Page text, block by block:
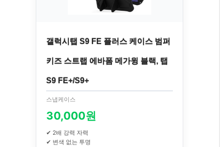
갤럭시탭 S9 FE 플러스 케이스 범퍼
키즈 스트랩 에바폼 메가윙 블랙, 탭
S9 FE+/S9+
스냅케이스
30,000원
✔ 2배 강력 자력
✔ 변색 없는 투명